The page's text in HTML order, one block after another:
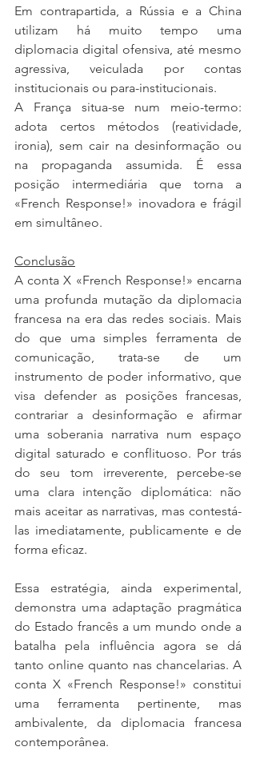
Em contrapartida, a Rússia e a China
utilizam há muito tempo uma
diplomacia digital ofensiva, até mesmo
agressiva, veiculada por contas
institucionais ou para-institucionais.
A França situa-se num meio-termo:
adota certos métodos (reatividade,
ironia), sem cair na desinformação ou
na propaganda assumida. É essa
posição intermediária que torna a
«French Response!» inovadora e frágil
em simultâneo.
Conclusão
A conta X «French Response!» encarna
uma profunda mutação da diplomacia
francesa na era das redes sociais. Mais
do que uma simples ferramenta de
comunicação, trata-se de um
instrumento de poder informativo, que
visa defender as posições francesas,
contrariar a desinformação e afirmar
uma soberania narrativa num espaço
digital saturado e conflituoso. Por trás
do seu tom irreverente, percebe-se
uma clara intenção diplomática: não
mais aceitar as narrativas, mas contestá-
las imediatamente, publicamente e de
forma eficaz.
Essa estratégia, ainda experimental,
demonstra uma adaptação pragmática
do Estado francês a um mundo onde a
batalha pela influência agora se dá
tanto online quanto nas chancelarias. A
conta X «French Response!» constitui
uma ferramenta pertinente, mas
ambivalente, da diplomacia francesa
contemporânea.